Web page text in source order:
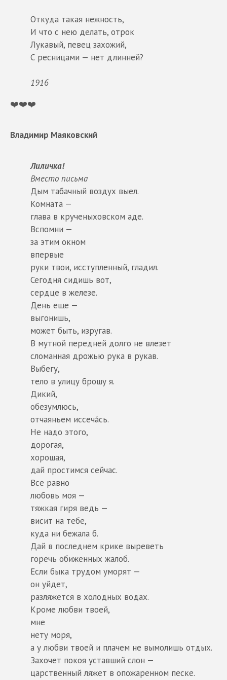
Откуда такая нежность,
И что с нею делать, отрок
Лукавый, певец захожий,
С ресницами — нет длинней?
1916
❤️❤️❤️
Владимир Маяковский
Лиличка!
Вместо письма
Дым табачный воздух выел.
Комната —
глава в крученыховском аде.
Вспомни —
за этим окном
впервые
руки твои, исступленный, гладил.
Сегодня сидишь вот,
сердце в железе.
День еще —
выгонишь,
может быть, изругав.
В мутной передней долго не влезет
сломанная дрожью рука в рукав.
Выбегу,
тело в улицу брошу я.
Дикий,
обезумлюсь,
отчаяньем иссеча́сь.
Не надо этого,
дорогая,
хорошая,
дай простимся сейчас.
Все равно
любовь моя —
тяжкая гиря ведь —
висит на тебе,
куда ни бежала б.
Дай в последнем крике выреветь
горечь обиженных жалоб.
Если быка трудом уморят —
он уйдет,
разляжется в холодных водах.
Кроме любви твоей,
мне
нету моря,
а у любви твоей и плачем не вымолишь отдых.
Захочет покоя уставший слон —
царственный ляжет в опожаренном песке.